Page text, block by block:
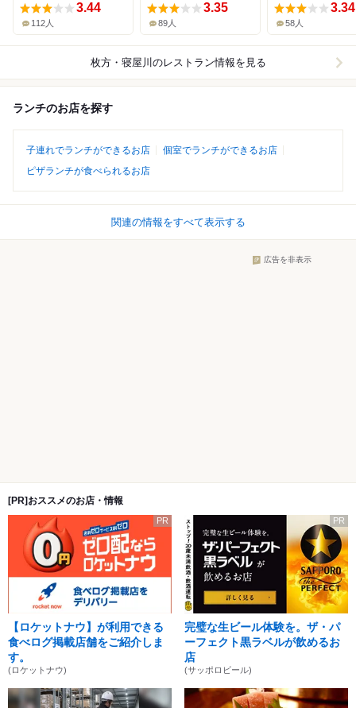
3.44
112人
3.35
89人
3.34
58人
枚方・寝屋川 のレストラン情報を見る
ランチのお店を探す
子連れでランチができるお店
個室でランチができるお店
ピザランチが食べられるお店
関連の情報をすべて表示する
広告を非表示
[PR]おススメのお店・情報
PR
【ロケットナウ】が利用できる
食べログ掲載店舗をご紹介しま
す。
(ロケットナウ)
PR
完璧な生ビール体験を。ザ・パ
ーフェクト黒ラベルが飲めるお
店
(サッポロビール)